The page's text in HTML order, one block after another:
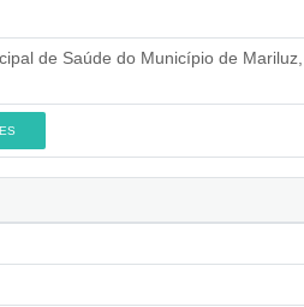
de Saúde do Município de